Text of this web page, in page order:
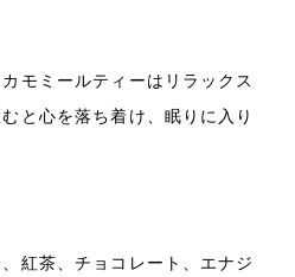
モミールティーはリラックス
と心を落ち着け、眠りに入り
紅茶、チョコレート、エナジ